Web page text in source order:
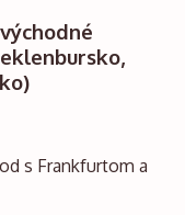
s Frankfurtom a